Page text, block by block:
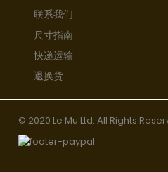
联系我们
尺寸指南
快递运输
退换货
© 2020 Le Mu Ltd. All Rights